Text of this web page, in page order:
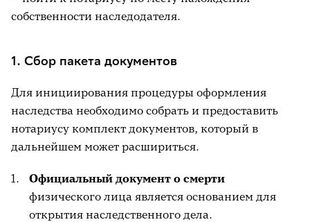
собственности наследодателя.
1. Сбор пакета документов
Для инициирования процедуры оформления
наследства необходимо собрать и предоставить
нотариусу комплект документов, который в
дальнейшем может расшириться.
Официальный документ о смерти
физического лица является основанием для
открытия наследственного дела.